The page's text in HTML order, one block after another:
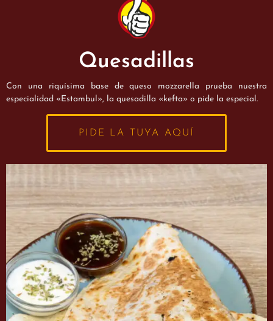
Quesadillas
Con una riquísima base de queso mozzarella prueba nuestra
especialidad «Estambul», la quesadilla «kefta» o pide la especial.
PIDE LA TUYA AQUÍ